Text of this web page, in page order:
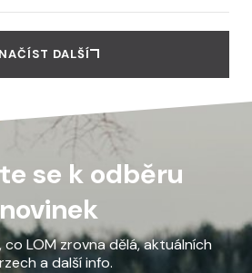
NAČÍST DALŠÍ
se k odběru
novinek
LOM zrovna dělá, aktuálních
a další info.